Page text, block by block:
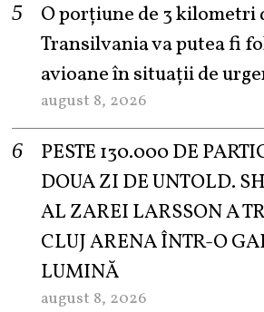
O porțiune de 3
Transilvania va putea fi
avioane în situații de
august 8, 2026
PESTE 130.000 DE
DOUA ZI DE UNTOLD.
AL ZAREI LARSSON A
CLUJ ARENA ÎNTR-O
LUMINĂ
august 8, 2026